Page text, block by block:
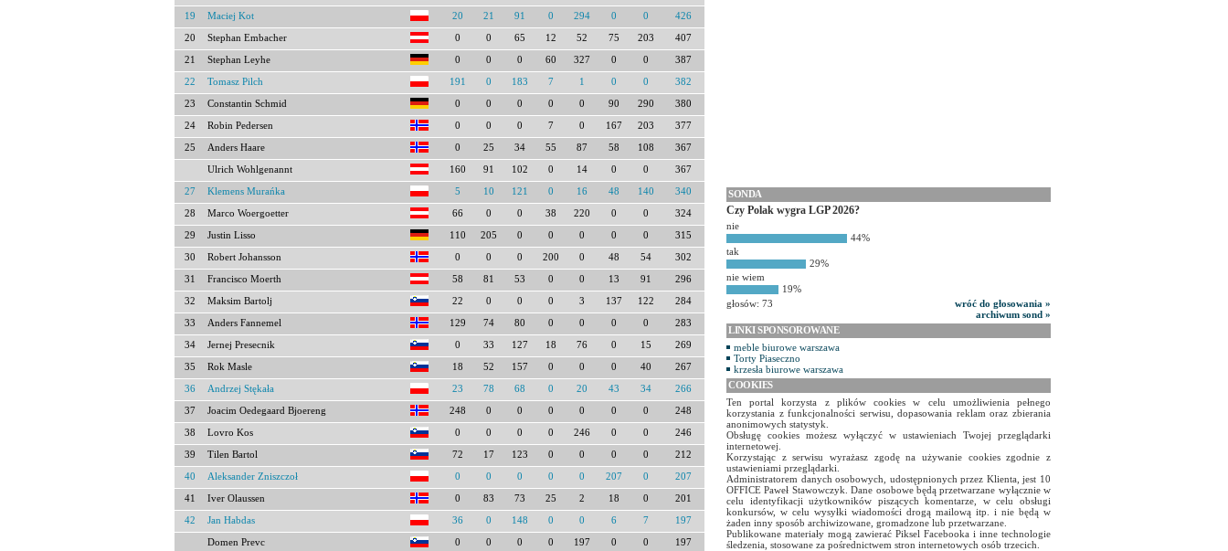
19 Maciej Kot 20 21 91 0 294 0 0 426
20 Stephan Embacher 0 0 65 12 52 75 203 407
21 Stephan Leyhe 0 0 0 60 327 0 0 387
22 Tomasz Pilch 191 0 183 7 1 0 0 382
23 Constantin Schmid 0 0 0 0 0 90 290 380
24 Robin Pedersen 0 0 0 7 0 167 203 377
25 Anders Haare 0 25 34 55 87 58 108 367
Ulrich Wohlgenannt 160 91 102 0 14 0 0 367
27 Klemens Murańka 5 10 121 0 16 48 140 340
28 Marco Woergoetter 66 0 0 38 220 0 0 324
29 Justin Lisso 110 205 0 0 0 0 0 315
30 Robert Johansson 0 0 0 200 0 48 54 302
31 Francisco Moerth 58 81 53 0 0 13 91 296
32 Maksim Bartolj 22 0 0 0 3 137 122 284
33 Anders Fannemel 129 74 80 0 0 0 0 283
34 Jernej Presecnik 0 33 127 18 76 0 15 269
35 Rok Masle 18 52 157 0 0 0 40 267
36 Andrzej Stękała 23 78 68 0 20 43 34 266
37 Joacim Oedegaard Bjoereng 248 0 0 0 0 0 0 248
38 Lovro Kos 0 0 0 0 246 0 0 246
39 Tilen Bartol 72 17 123 0 0 0 0 212
40 Aleksander Zniszczoł 0 0 0 0 0 207 0 207
41 Iver Olaussen 0 83 73 25 2 18 0 201
42 Jan Habdas 36 0 148 0 0 6 7 197
Domen Prevc 0 0 0 0 197 0 0 197
SONDA
Czy Polak wygra LGP 2026?
nie
44%
tak
29%
nie wiem
19%
głosów: 73
wróć do głosowania »
archiwum sond »
LINKI SPONSOROWANE
meble biurowe warszawa
Torty Piaseczno
krzesła biurowe warszawa
COOKIES
Ten portal korzysta z plików cookies w celu umożliwienia pełnego
korzystania z funkcjonalności serwisu, dopasowania reklam oraz zbierania
anonimowych statystyk.
Obsługę cookies możesz wyłączyć w ustawieniach Twojej przeglądarki
internetowej.
Korzystając z serwisu wyrażasz zgodę na używanie cookies zgodnie z
ustawieniami przeglądarki.
Administratorem danych osobowych, udostępnionych przez Klienta, jest 10
OFFICE Paweł Stawowczyk. Dane osobowe będą przetwarzane wyłącznie w
celu identyfikacji użytkowników piszących komentarze, w celu obsługi
konkursów, w celu wysyłki wiadomości drogą mailową itp. i nie będą w
żaden inny sposób archiwizowane, gromadzone lub przetwarzane.
Publikowane materiały mogą zawierać Piksel Facebooka i inne technologie
śledzenia, stosowane za pośrednictwem stron internetowych osób trzecich.